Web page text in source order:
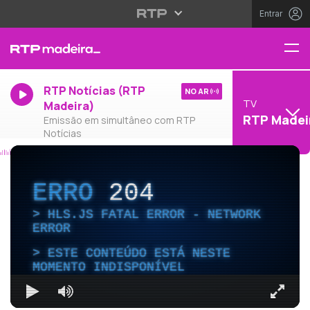
Entrar
RTP Notícias (RTP
Madeira)
Emissão em simultâneo com RTP
Notícias
NO AR
TV
RTP
ERRO204
HLS.JS FATAL ERROR - NETWORK
ERROR
ESTE CONTEÚDO ESTÁ NESTE
MOMENTO INDISPONÍVEL